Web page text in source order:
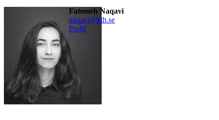
Fatemeh Naqavi
naqavi@kth.se
Profil